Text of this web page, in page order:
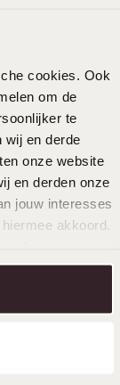
cookies. Ook
om de
te
wij en derde
onze website
en derden onze
jouw interesses
akkoord.
stenen